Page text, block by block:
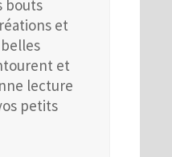
bouts
et
et
lecture
petits